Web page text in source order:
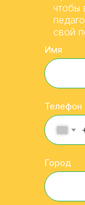
чтобы
свой
Имя
Телефон
Город